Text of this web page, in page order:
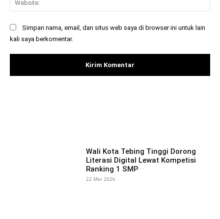
Simpan nama, email, dan situs web saya di browser ini untuk lain
kali saya berkomentar.
Wali Kota Tebing Tinggi Dorong
Literasi Digital Lewat Kompetisi
Ranking 1 SMP
22 Mei 2026